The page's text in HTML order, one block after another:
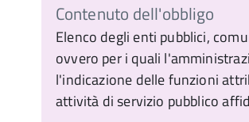
Contenuto dell'obbligo
Elenco degli enti pubblici,
ovvero per i quali
l'indicazione delle funzioni
attività di servizio pubblico